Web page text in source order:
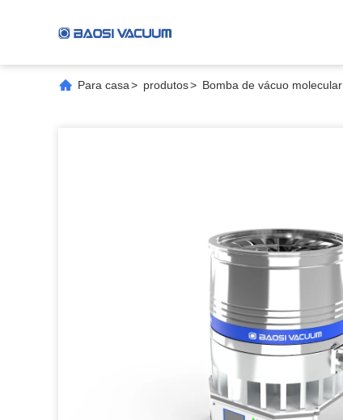
Para casa> produtos> Bomba de vácuo molecular